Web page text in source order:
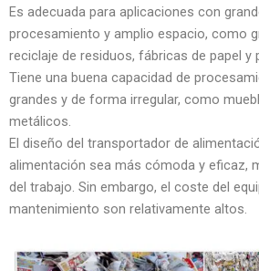
Es adecuada para aplicaciones con
procesamiento y amplio espacio, como
reciclaje de residuos, fábricas de papel y
Tiene una buena capacidad de
grandes y de forma irregular, como
metálicos.
El diseño del transportador de
alimentación sea más cómoda y eficaz,
del trabajo. Sin embargo, el coste del
mantenimiento son relativamente altos.